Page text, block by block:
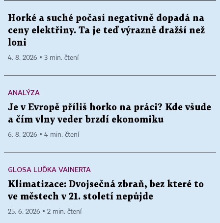
Horké a suché počasí negativně dopadá na
ceny elektřiny. Ta je teď výrazně dražší než
loni
4. 8. 2026 ▪ 3 min. čtení
ANALÝZA
Je v Evropě příliš horko na práci? Kde všude
a čím vlny veder brzdí ekonomiku
6. 8. 2026 ▪ 4 min. čtení
GLOSA LUĎKA VAINERTA
Klimatizace: Dvojsečná zbraň, bez které to
ve městech v 21. století nepůjde
25. 6. 2026 ▪ 2 min. čtení